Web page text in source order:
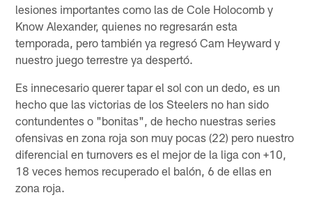
lesiones importantes como las de Cole Holocomb y
Know Alexander, quienes no regresarán esta
temporada, pero también ya regresó Cam Heyward y
nuestro juego terrestre ya despertó.
Es innecesario querer tapar el sol con un dedo, es un
hecho que las victorias de los Steelers no han sido
contundentes o "bonitas", de hecho nuestras series
ofensivas en zona roja son muy pocas (22) pero nuestro
diferencial en turnovers es el mejor de la liga con +10,
18 veces hemos recuperado el balón, 6 de ellas en
zona roja.